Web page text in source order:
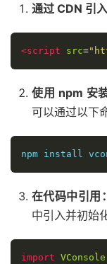
通过 CDN 引入
<script
src=
使用 npm 安装
可以通过以下
npm install
在代码中引用：
中引入并初始
import VConsole